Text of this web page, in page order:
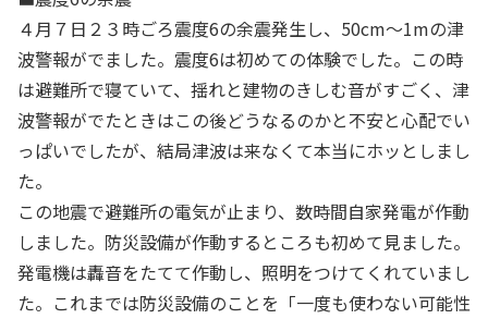
４月７日２３時ごろ震度6の余震発生し、50cm～1mの津
波警報がでました。震度6は初めての体験でした。この時
は避難所で寝ていて、揺れと建物のきしむ音がすごく、津
波警報がでたときはこの後どうなるのかと不安と心配でい
っぱいでしたが、結局津波は来なくて本当にホッとしまし
た。
この地震で避難所の電気が止まり、数時間自家発電が作動
しました。防災設備が作動するところも初めて見ました。
発電機は轟音をたてて作動し、照明をつけてくれていまし
た。これまでは防災設備のことを「一度も使わない可能性